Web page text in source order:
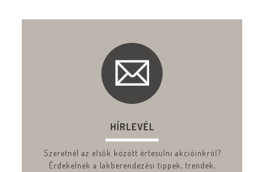
HÍRLEVÉL
Szeretnél az elsők között értesülni akcióinkról?
Érdekelnek a lakberendezési tippek, trendek,